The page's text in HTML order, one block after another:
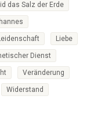
das Salz der Erde
Liebe
Dienst
Veränderung
Widerstand